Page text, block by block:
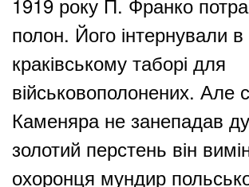
полон. Його інтернували в
краківському таборі для
військовополонених. Але
Каменяра не занепадав
золотий перстень він
охоронця мундир